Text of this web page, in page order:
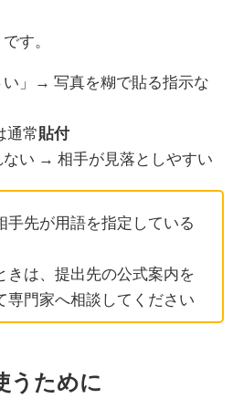
す。
い」→ 写真を糊で貼る指示な
通常 貼付
い → 相手が見落としやすい
手先が用語を指定している
きは、提出先の公式案内を
専門家へ相談してください
うために